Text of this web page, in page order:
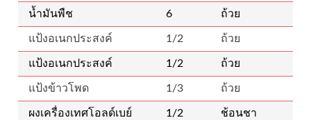
น้ำมันพืช 6 ถ้วย
แป้งอเนกประสงค์ 1/2 ถ้วย
แป้งอเนกประสงค์ 1/2 ถ้วย
แป้งข้าวโพด 1/3 ถ้วย
ผงเครื่องเทศโอลด์เบย์ 1/2 ช้อนชา